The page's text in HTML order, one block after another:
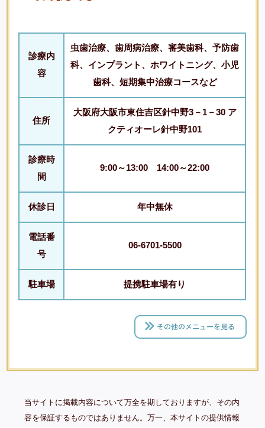
診療内
容
虫歯治療、歯周病治療、審美歯科、予防歯
科、インプラント、ホワイトニング、小児
歯科、短期集中治療コースなど
住所
大阪府大阪市東住吉区針中野3－1－30 ア
クティオーレ針中野101
診療時
間
9:00～13:00 14:00～22:00
休診日 年中無休
電話番
号
06-6701-5500
駐車場 提携駐車場有り
当サイトに掲載内容について万全を期しておりますが、その内
容を保証するものではありません。万一、本サイトの提供情報